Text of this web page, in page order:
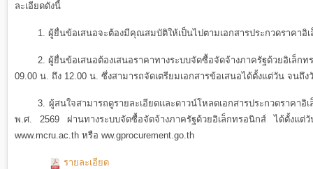
ละเอียดดังนี้
1. ผู้ยื่นข้อเสนอจะต้องมีคุณสมบัติให้เป็นไปตามเอกสารประกวดราคาอิ
2. ผู้ยื่นข้อเสนอต้องเสนอราคาทางระบบจัดซื้อจัดจ้างภาครัฐด้วยอิเล็ก
09.00 น. ถึง 12.00 น. ซึ่งสามารถจัดเตรียมเอกสารข้อเสนอได้ตั้งแต่วัน จนถึง
3. ผู้สนใจสามารถดูรายละเอียดและดาวน์โหลดเอกสารประกวดราคา
พ.ศ. 2569 ผ่านทางระบบจัดซื้อจัดจ้างภาครัฐด้วยอิเล็กทรอนิกส์ ได้ตั้งแต่
www.mcru.ac.th หรือ ww.gprocurement.go.th
รายละเอียด